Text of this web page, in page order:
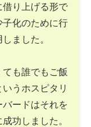
借り上げる形で
子化のために行
ました。
も誰でもご飯
うホスピタリ
ードはそれを
功しました。